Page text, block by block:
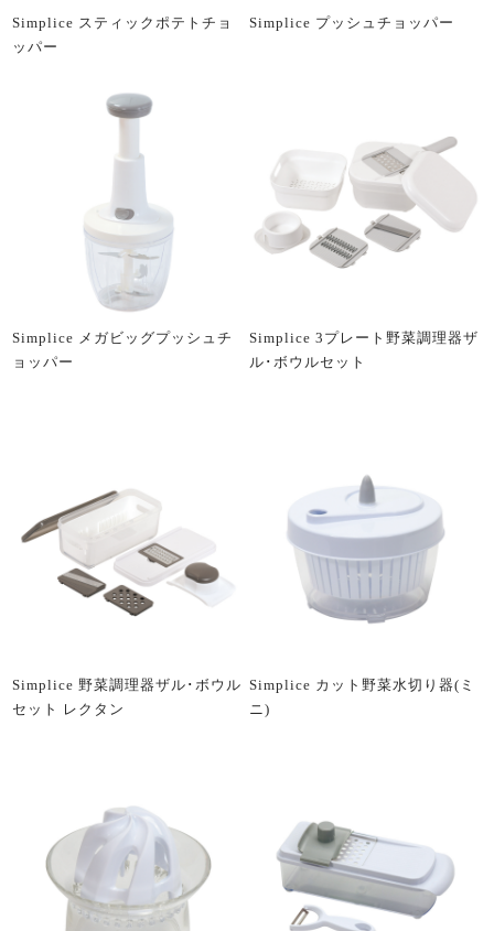
Simplice スティックポテトチョ
ッパー
Simplice プッシュチョッパー
Simplice メガビッグプッシュチ
ョッパー
Simplice 3プレート野菜調理器ザ
ル･ボウルセット
Simplice 野菜調理器ザル･ボウル
セット レクタン
Simplice カット野菜水切り器(ミ
ニ)